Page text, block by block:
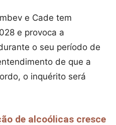
e Cade tem
e provoca a
o seu período de
de que a
o inquérito será
de alcoólicas cresce